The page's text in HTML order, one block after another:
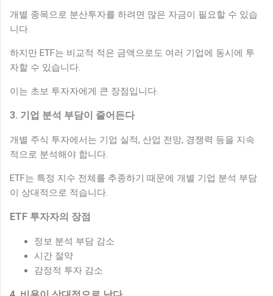
개별 종목으로 분산투자를 하려면 많은 자금이 필요할 수 있습
니다.
하지만 ETF는 비교적 적은 금액으로도 여러 기업에 동시에 투
자할 수 있습니다.
이는 초보 투자자에게 큰 장점입니다.
3. 기업 분석 부담이 줄어든다
개별 주식 투자에서는 기업 실적, 산업 전망, 경쟁력 등을 지속
적으로 분석해야 합니다.
ETF는 특정 지수 전체를 추종하기 때문에 개별 기업 분석 부담
이 상대적으로 적습니다.
ETF 투자자의 장점
정보 분석 부담 감소
시간 절약
감정적 투자 감소